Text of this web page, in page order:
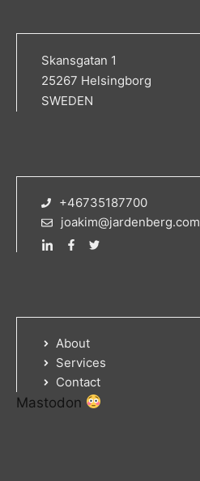
Skansgatan 1
25267 Helsingborg
SWEDEN
+46735187700
joakim@jardenberg.com
About
Services
Contact
Mastodon